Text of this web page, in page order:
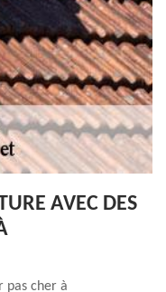
AVEC DES
pas cher à